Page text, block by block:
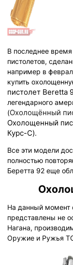
В последнее
пистолетов,
например в
купить
пистолет Beretta
легендарного
(Охолощённый
Охолощенный
Курс-С).
Все эти модели
полностью
Беретта 92 еще
На данный момент
представлены не
Нагана,
Оружие и Ружья